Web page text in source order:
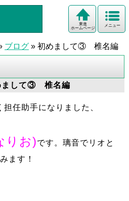
メニュー
東進
ホームページ
ブログ » 初めまして③ 椎名編
まして③ 椎名編
任助手になりました、
りお)です。 璃音でリオと
ます！